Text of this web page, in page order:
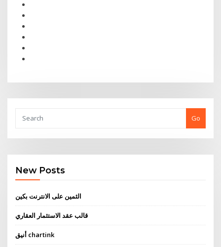
Go
New Posts
الثمين على الانترنت بكين
قالب عقد الاستثمار العقاري
أنيق chartink